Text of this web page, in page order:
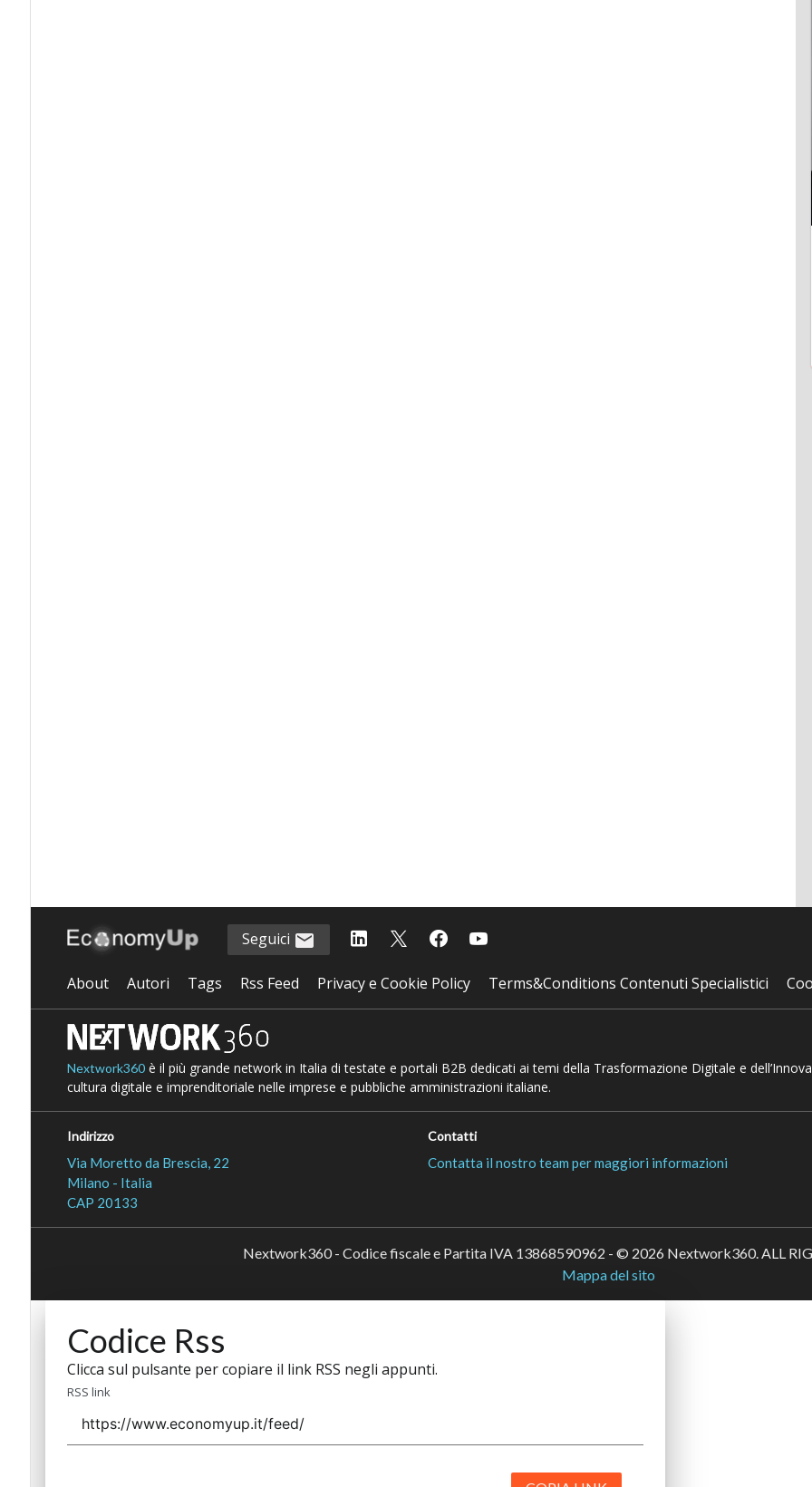
Seguici
About Autori Tags Rss Feed Privacy e Cookie Policy Terms&Conditions Contenuti Specialistici
Nextwork360è il più grande network in Italia di testate e portali B2B dedicati ai temi della Trasformazione Digitale e
cultura digitale e imprenditoriale nelle imprese e pubbliche amministrazioni italiane.
Indirizzo
Via Moretto da Brescia, 22
Milano - Italia
CAP 20133
Contatti
Contatta il nostro team per maggiori informazioni
Nextwork360 - Codice fiscale e Partita IVA 13868590962 - © 2026 Nextwork360. ALL
Mappa del sito
Codice Rss
Clicca sul pulsante per copiare il link RSS negli appunti.
RSS link